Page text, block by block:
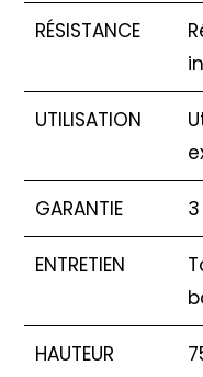
RÉSISTANCE
UTILISATION
GARANTIE
ENTRETIEN
HAUTEUR